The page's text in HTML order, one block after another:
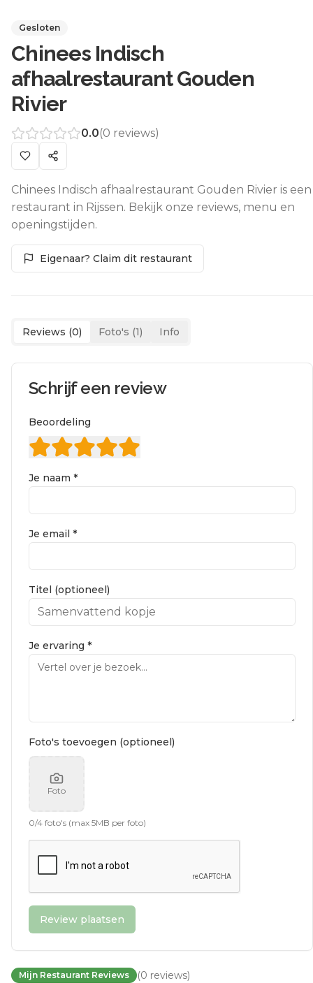
Gesloten
Chinees Indisch
afhaalrestaurant Gouden
Rivier
0.0(0 reviews)
Chinees Indisch afhaalrestaurant Gouden Rivier is een
restaurant in Rijssen. Bekijk onze reviews, menu en
openingstijden.
Eigenaar? Claim dit restaurant
Reviews (0) Foto's (1) Info
Schrijf een review
Beoordeling
Je naam *
Je email *
Titel (optioneel)
Je ervaring *
Foto's toevoegen (optioneel)
Foto
0/4 foto's (max 5MB per foto)
Review plaatsen
Mijn Restaurant Reviews (0 reviews)